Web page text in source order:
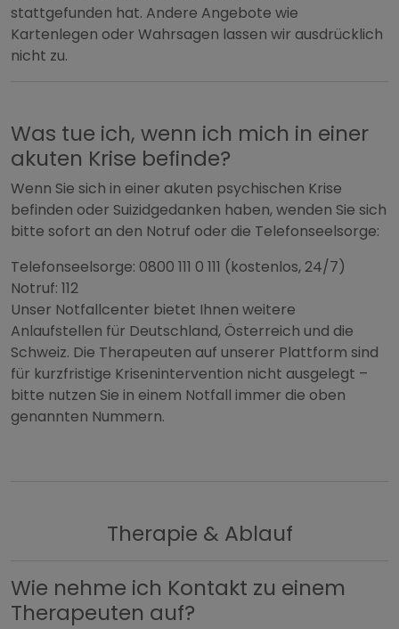
stattgefunden hat. Andere Angebote wie
Kartenlegen oder Wahrsagen lassen wir ausdrücklich
nicht zu.
Was tue ich, wenn ich mich in einer
akuten Krise befinde?
Wenn Sie sich in einer akuten psychischen Krise
befinden oder Suizidgedanken haben, wenden Sie sich
bitte sofort an den Notruf oder die Telefonseelsorge:
Telefonseelsorge: 0800 111 0 111 (kostenlos, 24/7)
Notruf: 112
Unser Notfallcenter bietet Ihnen weitere
Anlaufstellen für Deutschland, Österreich und die
Schweiz. Die Therapeuten auf unserer Plattform sind
für kurzfristige Krisenintervention nicht ausgelegt –
bitte nutzen Sie in einem Notfall immer die oben
genannten Nummern.
Therapie & Ablauf
Wie nehme ich Kontakt zu einem
Therapeuten auf?